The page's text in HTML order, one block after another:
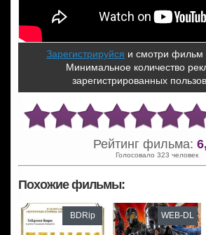
Зарегистрируйся и смотри фильм
Минимальное количество
зарегистрированных
Рейтинг фильма:
Голосовало 323 человек
Похожие фильмы:
BDRip WEB-DL